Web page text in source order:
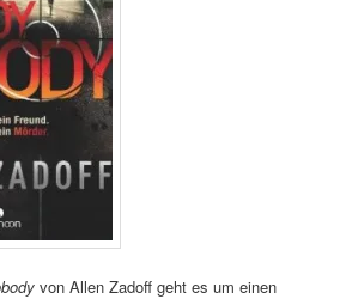
von Allen Zadoff geht es um einen